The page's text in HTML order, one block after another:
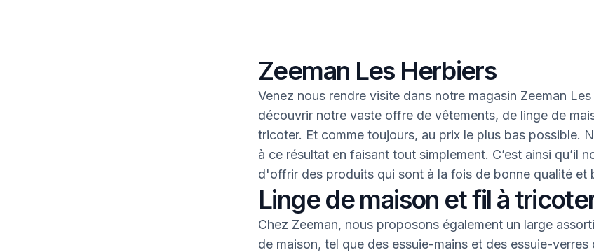
Zeeman Les Herbiers
Venez nous rendre visite dans notre magasin Zeeman
découvrir notre vaste offre de vêtements, de linge de
tricoter. Et comme toujours, au prix le plus bas possible.
à ce résultat en faisant tout simplement. C’est ainsi qu’il
d'offrir des produits qui sont à la fois de bonne qualité et
Linge de maison et fil à
Chez Zeeman, nous proposons également un large
de maison, tel que des essuie-mains et des essuie-verres